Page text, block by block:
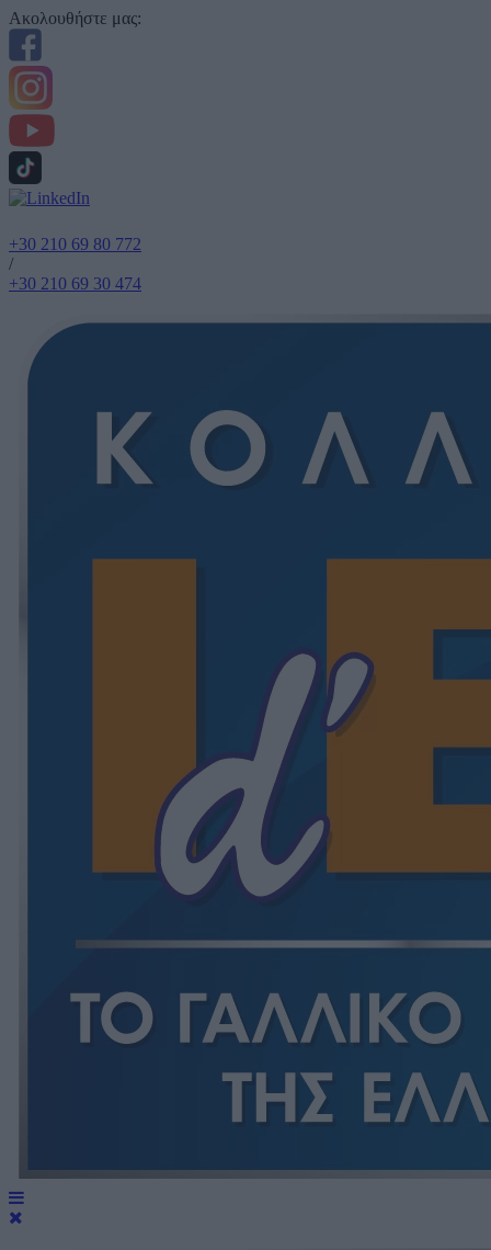
Ακολουθήστε μας:
+30 210 69 80 772
/
+30 210 69 30 474